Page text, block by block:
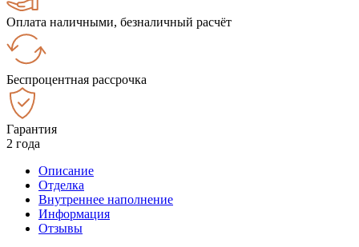
Оплата наличными, безналичный расчёт
Беспроцентная рассрочка
Гарантия
2 года
Описание
Отделка
Внутреннее наполнение
Информация
Отзывы